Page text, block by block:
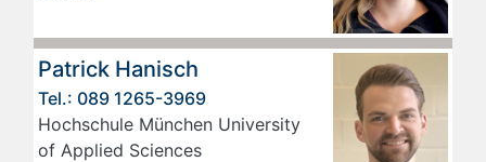
Patrick Hanisch
Tel.: 089 1265-3969
Hochschule München University
of Applied Sciences